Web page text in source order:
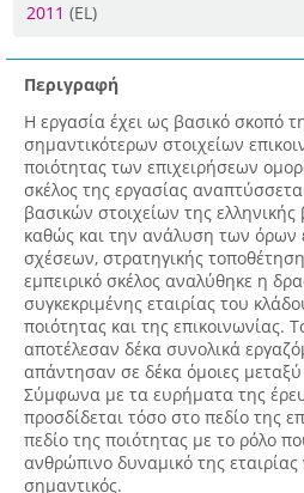
2011 (EL)
Περιγραφή
Η εργασία έχει ως βασικό σκοπό
σημαντικότερων στοιχείων
ποιότητας των επιχειρήσεων
σκέλος της εργασίας
βασικών στοιχείων της
καθώς και την ανάλυση των όρων
σχέσεων, στρατηγικής
εμπειρικό σκέλος αναλύθηκε η
συγκεκριμένης εταιρίας του
ποιότητας και της επικοινωνίας.
αποτέλεσαν δέκα συνολικά
απάντησαν σε δέκα όμοιες
Σύμφωνα με τα ευρήματα της
προσδίδεται τόσο στο πεδίο της
πεδίο της ποιότητας με το ρόλο
ανθρώπινο δυναμικό της εταιρίας
σημαντικός.